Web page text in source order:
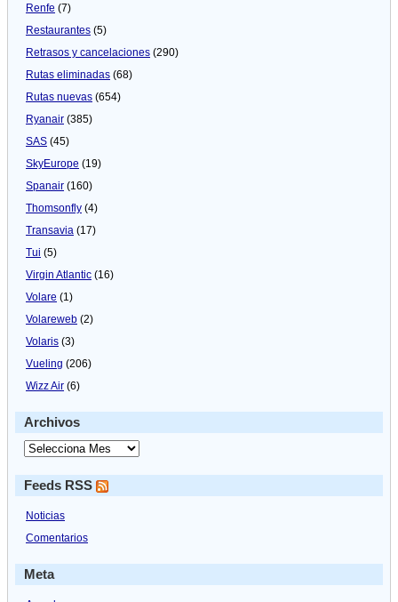
Renfe (7)
Restaurantes (5)
Retrasos y cancelaciones (290)
Rutas eliminadas (68)
Rutas nuevas (654)
Ryanair (385)
SAS (45)
SkyEurope (19)
Spanair (160)
Thomsonfly (4)
Transavia (17)
Tui (5)
Virgin Atlantic (16)
Volare (1)
Volareweb (2)
Volaris (3)
Vueling (206)
Wizz Air (6)
Archivos
Feeds RSS
Noticias
Comentarios
Meta